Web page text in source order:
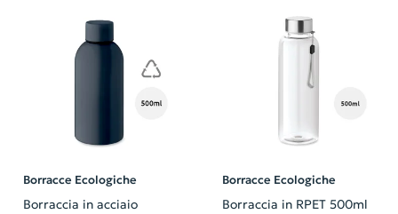
Borracce Ecologiche
Borraccia in acciaio
Borracce Ecologiche
Borraccia in RPET 500ml